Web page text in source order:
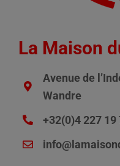
La Maison
Avenue de
Wandre
+32(0)4 227 19